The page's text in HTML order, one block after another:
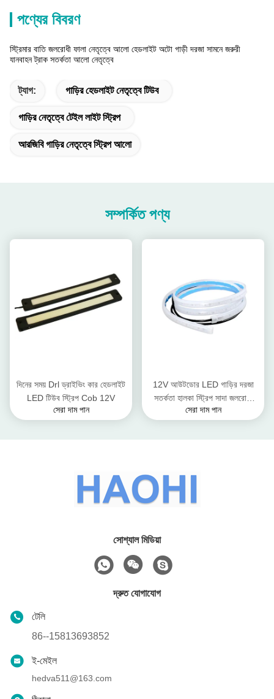
পণ্যের বিবরণ
স্ট্রিমার বাতি জলরোধী ফালা নেতৃত্বে আলো হেডলাইট অটো গাড়ী দরজা সামনে জরুরী
যানবাহন ট্রাক সতর্কতা আলো নেতৃত্বে
ট্যাগ: গাড়ির হেডলাইট নেতৃত্বে টিউব
গাড়ির নেতৃত্বে টেইল লাইট স্ট্রিপ
আরজিবি গাড়ির নেতৃত্বে স্ট্রিপ আলো
সম্পর্কিত পণ্য
দিনের সময় Drl ড্রাইভিং কার হেডলাইট
LED টিউব স্ট্রিপ Cob 12V
সেরা দাম পান
12V আউটডোর LED গাড়ির দরজা
সতর্কতা হালকা স্ট্রিপ সাদা জলরোধী
120cm
সেরা দাম পান
সোশ্যাল মিডিয়া
দ্রুত যোগাযোগ
টেলি
86--15813693852
ই-মেইল
hedva511@163.com